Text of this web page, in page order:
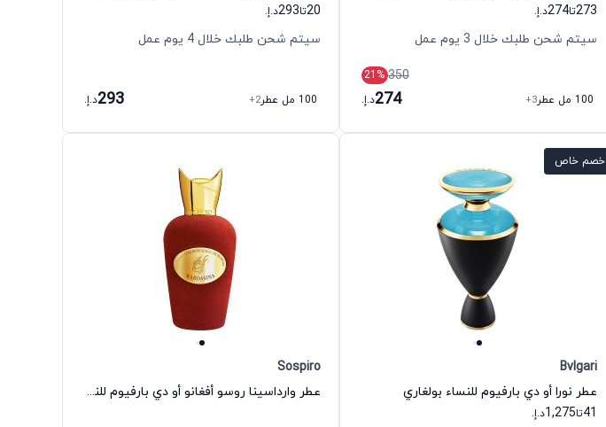
273تا274د.إ.
سيتم شحن طلبك خلال 3 يوم عمل
350
21 %
100 مل عطر
+3
274د.إ.
20تا293د.إ.
سيتم شحن طلبك خلال 4 يوم عمل
100 مل عطر +2
293د.إ.
خصم خاص
Bvlgari
عطر نورا أو دي بارفيوم للنساء بولغاري
41تا1,275د.إ.
Sospiro
عطر وارداسينا روسو أفغانو أو دي بارفيوم للنساء سوسبيرو